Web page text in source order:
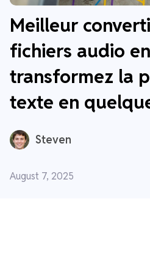
Meilleur
fichiers audio
transformez la
texte en
Steven
August 7, 2025